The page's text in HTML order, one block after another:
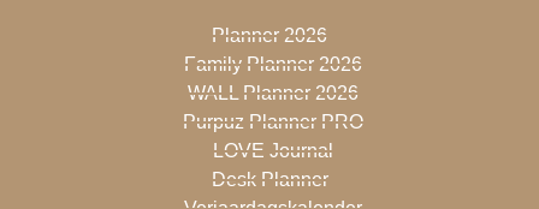
Planner 2026
Family Planner 2026
WALL Planner 2026
Purpuz Planner PRO
LOVE Journal
Desk Planner